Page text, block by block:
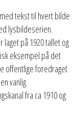
tekst til hvert bilde
lysbildeserien.
laget på 1920 tallet og
eksempel på det
offentlige foredraget
vanlig
fra ca 1910 og